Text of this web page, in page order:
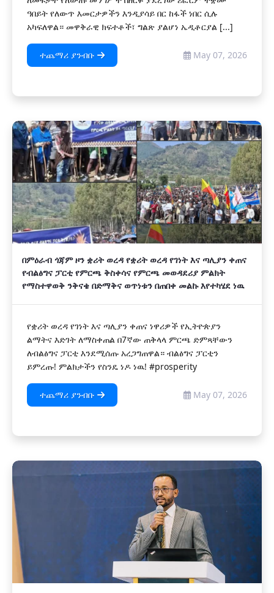
ዓበይት የለውጥ እመርታዎችን እንዲያሳይ በር ከፋች ነበር ሲሉ
አካፍለዋል። መዋቅራዊ ክፍተቶች፣ ግልጽ ያልሆነ ኤዲቶርያል [...]
ተጨማሪ ያንብቡ May 07, 2026
በምዕራብ ጎጃም ዞን ቋሪት ወረዳ የቋሪት ወረዳ የገነት እና ጣሊያን ቀጠና
የብልፅግና ፓርቲ የምርጫ ቅስቀሳና የምርጫ መወዳደሪያ ምልክት
የማስተዋወቅ ንቅናቄ በድማቅና ወጥነቱን በጠበቀ መልኩ እየተካሄደ ነዉ
የቋሪት ወረዳ የገነት እና ጣሊያን ቀጠና ነዋሪዎች የኢትዮጵያን
ልማትና እድገት ለማስቀጠል በ7ኛው ጠቅላላ ምርጫ ድምጻቸውን
ለብልፅግና ፓርቲ እንደሚሰጡ አረጋግጠዋል። ብልፅግና ፓርቲን
ይምረጡ! ምልክታችን የስንዴ ነዶ ነዉ! #prosperity
ተጨማሪ ያንብቡ May 07, 2026